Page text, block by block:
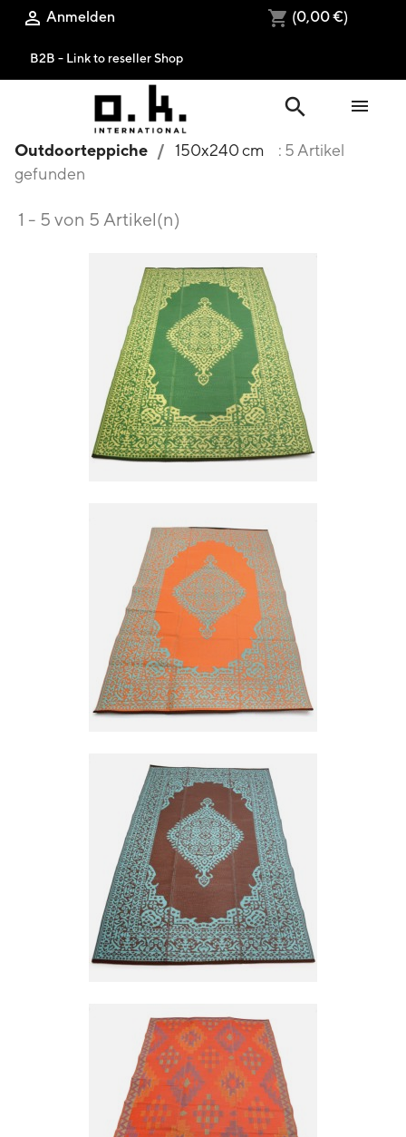
 Anmelden shopping_cart (0,00 €)
B2B - Link to reseller Shop
search 
Outdoorteppiche 150x240 cm
: 5 Artikel
gefunden
1 - 5 von 5 Artikel(n)